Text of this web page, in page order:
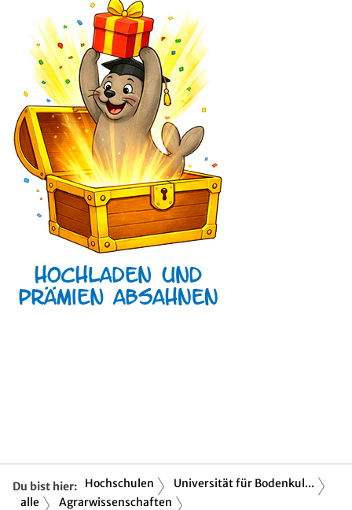
Du bist hier: Hochschulen
Universität für Bodenkul...
alle
Agrarwissenschaften